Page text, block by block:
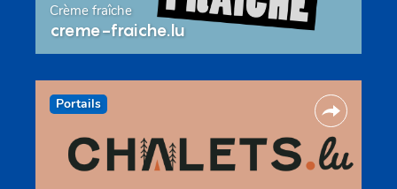
Crème fraîche
creme-fraiche.lu
Portails